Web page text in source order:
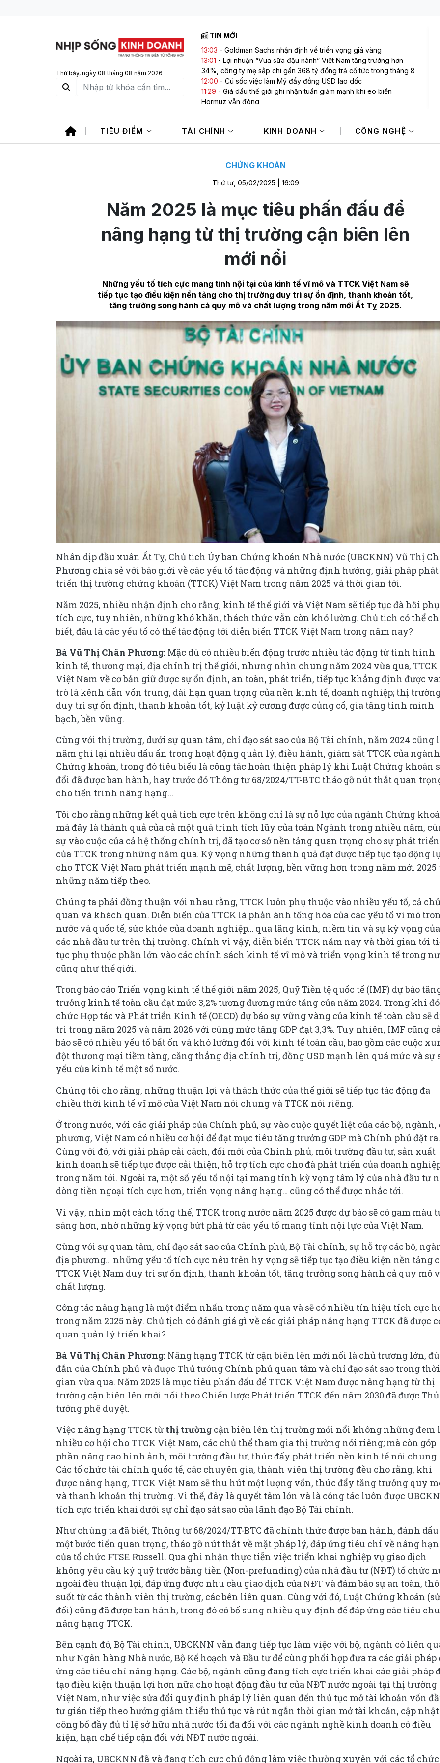
Thứ bảy, ngày 08 tháng 08 năm 2026
TIN MỚI
13:03 - Goldman Sachs nhận định về triển vọng giá vàng
13:01 - Lợi nhuận “Vua sữa đậu nành” Việt Nam tăng trưởng hơn
34%, công ty mẹ sắp chi gần 368 tỷ đồng trả cổ tức trong tháng 8
12:00 - Cú sốc việc làm Mỹ đẩy đồng USD lao dốc
11:29 - Giá dầu thế giới ghi nhận tuần giảm mạnh khi eo biển
Hormuz vẫn đóng
11:25-Hà Nội ngày càng khan hiếm nguồn cung văn phòng hạng A
tại khu vực trung tâm
TIÊU ĐIỂM TÀI CHÍNH KINH DOANH CÔNG NGHỆ
CHỨNG KHOÁN
Thứ tư, 05/02/2025 | 16:09
Năm 2025 là mục tiêu phấn đấu để
nâng hạng từ thị trường cận biên lên
mới nổi
Những yếu tố tích cực mang tính nội tại của kinh tế vĩ mô và TTCK Việt Nam sẽ
tiếp tục tạo điều kiện nền tảng cho thị trường duy trì sự ổn định, thanh khoản tốt,
tăng trưởng song hành cả quy mô và chất lượng trong năm mới Ất Tỵ 2025.
Nhân dịp đầu xuân Ất Tỵ, Chủ tịch Ủy ban Chứng khoán Nhà nước (UBCKNN) Vũ Thị
Phương chia sẻ với báo giới về các yếu tố tác động và những định hướng, giải pháp phát
triển thị trường chứng khoán (TTCK) Việt Nam trong năm 2025 và thời gian tới.
Năm 2025, nhiều nhận định cho rằng, kinh tế thế giới và Việt Nam sẽ tiếp tục đà hồi
tích cực, tuy nhiên, những khó khăn, thách thức vẫn còn khó lường. Chủ tịch có thể
biết, đâu là các yếu tố có thể tác động tới diễn biến TTCK Việt Nam trong năm nay?
Bà Vũ Thị Chân Phương: Mặc dù có nhiều biến động trước nhiều tác động từ tình hình
kinh tế, thương mại, địa chính trị thế giới, nhưng nhìn chung năm 2024 vừa qua, TTCK
Việt Nam về cơ bản giữ được sự ổn định, an toàn, phát triển, tiếp tục khẳng định được
trò là kênh dẫn vốn trung, dài hạn quan trọng của nền kinh tế, doanh nghiệp; thị
duy trì sự ổn định, thanh khoản tốt, kỷ luật kỷ cương được củng cố, gia tăng tính minh
bạch, bền vững.
Cùng với thị trường, dưới sự quan tâm, chỉ đạo sát sao của Bộ Tài chính, năm 2024 cũng
năm ghi lại nhiều dấu ấn trong hoạt động quản lý, điều hành, giám sát TTCK của ngành
Chứng khoán, trong đó tiêu biểu là công tác hoàn thiện pháp lý khi Luật Chứng khoán
đổi đã được ban hành, hay trước đó Thông tư 68/2024/TT-BTC tháo gỡ nút thắt quan
cho tiến trình nâng hạng...
Tôi cho rằng những kết quả tích cực trên không chỉ là sự nỗ lực của ngành Chứng
mà đây là thành quả của cả một quá trình tích lũy của toàn Ngành trong nhiều năm,
sự vào cuộc của cả hệ thống chính trị, đã tạo cơ sở nền tảng quan trọng cho sự phát triển
của TTCK trong những năm qua. Kỳ vọng những thành quả đạt được tiếp tục tạo động
cho TTCK Việt Nam phát triển mạnh mẽ, chất lượng, bền vững hơn trong năm mới 2025
những năm tiếp theo.
Chúng ta phải đồng thuận với nhau rằng, TTCK luôn phụ thuộc vào nhiều yếu tố, cả chủ
quan và khách quan. Diễn biến của TTCK là phản ánh tổng hòa của các yếu tố vĩ mô
nước và quốc tế, sức khỏe của doanh nghiệp… qua lăng kính, niềm tin và sự kỳ vọng của
các nhà đầu tư trên thị trường. Chính vì vậy, diễn biến TTCK năm nay và thời gian tới
tục phụ thuộc phần lớn vào các chính sách kinh tế vĩ mô và triển vọng kinh tế trong
cũng như thế giới.
Trong báo cáo Triển vọng kinh tế thế giới năm 2025, Quỹ Tiền tệ quốc tế (IMF) dự báo
trưởng kinh tế toàn cầu đạt mức 3,2% tương đương mức tăng của năm 2024. Trong khi
chức Hợp tác và Phát triển Kinh tế (OECD) dự báo sự vững vàng của kinh tế toàn cầu sẽ
trì trong năm 2025 và năm 2026 với cùng mức tăng GDP đạt 3,3%. Tuy nhiên, IMF cũng
báo sẽ có nhiều yếu tố bất ổn và khó lường đối với kinh tế toàn cầu, bao gồm các cuộc
đột thương mại tiềm tàng, căng thẳng địa chính trị, đồng USD mạnh lên quá mức và sự
yếu của kinh tế một số nước.
Chúng tôi cho rằng, những thuận lợi và thách thức của thế giới sẽ tiếp tục tác động đa
chiều thời kinh tế vĩ mô của Việt Nam nói chung và TTCK nói riêng.
Ở trong nước, với các giải pháp của Chính phủ, sự vào cuộc quyết liệt của các bộ, ngành,
phương, Việt Nam có nhiều cơ hội để đạt mục tiêu tăng trưởng GDP mà Chính phủ đặt ra.
Cùng với đó, với giải pháp cải cách, đổi mới của Chính phủ, môi trường đầu tư, sản xuất
kinh doanh sẽ tiếp tục được cải thiện, hỗ trợ tích cực cho đà phát triển của doanh
trong năm tới. Ngoài ra, một số yếu tố nội tại mang tính kỳ vọng tâm lý của nhà đầu tư
dòng tiền ngoại tích cực hơn, triển vọng nâng hạng… cũng có thể được nhắc tới.
Vì vậy, nhìn một cách tổng thể, TTCK trong nước năm 2025 được dự báo sẽ có gam màu
sáng hơn, nhờ những kỳ vọng bứt phá từ các yếu tố mang tính nội lực của Việt Nam.
Cùng với sự quan tâm, chỉ đạo sát sao của Chính phủ, Bộ Tài chính, sự hỗ trợ các bộ,
địa phương… những yếu tố tích cực nêu trên hy vọng sẽ tiếp tục tạo điều kiện nền tảng
TTCK Việt Nam duy trì sự ổn định, thanh khoản tốt, tăng trưởng song hành cả quy mô
chất lượng.
Công tác nâng hạng là một điểm nhấn trong năm qua và sẽ có nhiều tín hiệu tích cực
trong năm 2025 này. Chủ tịch có đánh giá gì về các giải pháp nâng hạng TTCK đã được
quan quản lý triển khai?
Bà Vũ Thị Chân Phương: Nâng hạng TTCK từ cận biên lên mới nổi là chủ trương lớn,
đắn của Chính phủ và được Thủ tướng Chính phủ quan tâm và chỉ đạo sát sao trong thời
gian vừa qua. Năm 2025 là mục tiêu phấn đấu để TTCK Việt Nam được nâng hạng từ thị
trường cận biên lên mới nổi theo Chiến lược Phát triển TTCK đến năm 2030 đã được Thủ
tướng phê duyệt.
Việc nâng hạng TTCK từ thị trường cận biên lên thị trường mới nổi không những đem
nhiều cơ hội cho TTCK Việt Nam, các chủ thể tham gia thị trường nói riêng; mà còn góp
phần nâng cao hình ảnh, môi trường đầu tư, thúc đẩy phát triển nền kinh tế nói chung.
Các tổ chức tài chính quốc tế, các chuyên gia, thành viên thị trường đều cho rằng, khi
được nâng hạng, TTCK Việt Nam sẽ thu hút một lượng vốn, thúc đẩy tăng trưởng quy
và thanh khoản thị trường. Vì thế, đây là quyết tâm lớn và là công tác luôn được
tích cực triển khai dưới sự chỉ đạo sát sao của lãnh đạo Bộ Tài chính.
Như chúng ta đã biết, Thông tư 68/2024/TT-BTC đã chính thức được ban hành, đánh dấu
một bước tiến quan trọng, tháo gỡ nút thắt về mặt pháp lý, đáp ứng tiêu chí về nâng
của tổ chức FTSE Russell. Qua ghi nhận thực tiễn việc triển khai nghiệp vụ giao dịch
không yêu cầu ký quỹ trước bằng tiền (Non-prefunding) của nhà đầu tư (NĐT) tổ chức
ngoài đều thuận lợi, đáp ứng được nhu cầu giao dịch của NĐT và đảm bảo sự an toàn,
suốt từ các thành viên thị trường, các bên liên quan. Cùng với đó, Luật Chứng khoán
đổi) cũng đã được ban hành, trong đó có bổ sung nhiều quy định để đáp ứng các tiêu
nâng hạng TTCK.
Bên cạnh đó, Bộ Tài chính, UBCKNN vẫn đang tiếp tục làm việc với bộ, ngành có liên
như Ngân hàng Nhà nước, Bộ Kế hoạch và Đầu tư để cùng phối hợp đưa ra các giải pháp
ứng các tiêu chí nâng hạng. Các bộ, ngành cũng đang tích cực triển khai các giải pháp
tạo điều kiện thuận lợi hơn nữa cho hoạt động đầu tư của NĐT nước ngoài tại thị trường
Việt Nam, như việc sửa đổi quy định pháp lý liên quan đến thủ tục mở tài khoản vốn
tư gián tiếp theo hướng giảm thiểu thủ tục và rút ngắn thời gian mở tài khoản, cập
công bố đầy đủ tỉ lệ sở hữu nhà nước tối đa đối với các ngành nghề kinh doanh có điều
kiện, hạn chế tiếp cận đối với NĐT nước ngoài.
Ngoài ra, UBCKNN đã và đang tích cực chủ động làm việc thường xuyên với các tổ chức